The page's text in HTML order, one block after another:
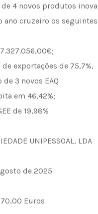
4 novos produtos
ano cruzeiro os
exportações de 75,7%,
3 novos EAQ
em 46,42%;
de 19,98%
UNIPESSOAL, LDA
de 2025
Euros